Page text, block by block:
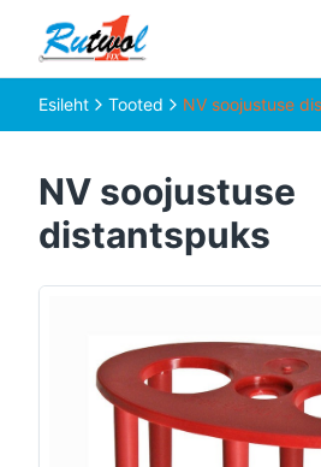
Esileht Tooted NV soojustuse
NV soojustuse
distantspuks